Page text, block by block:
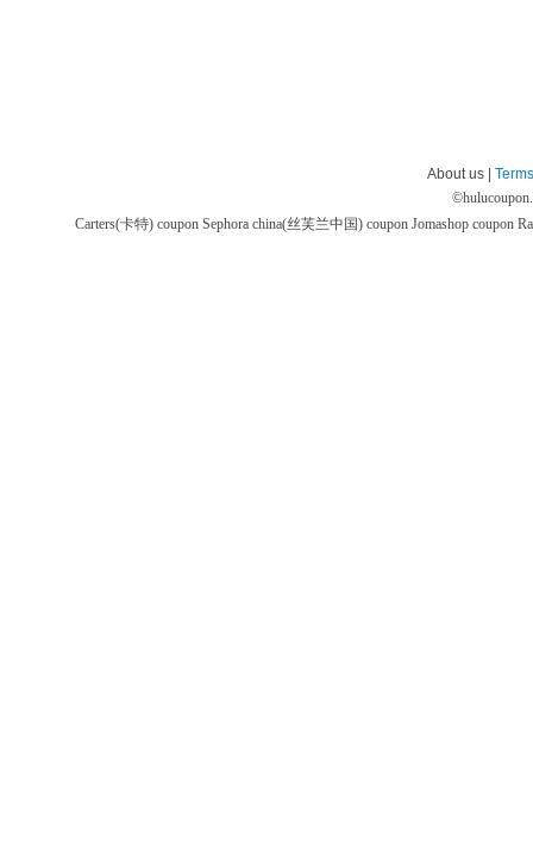
About us |
©
Carters(卡特) coupon Sephora china(丝芙兰中国) coupon Jomashop coupon